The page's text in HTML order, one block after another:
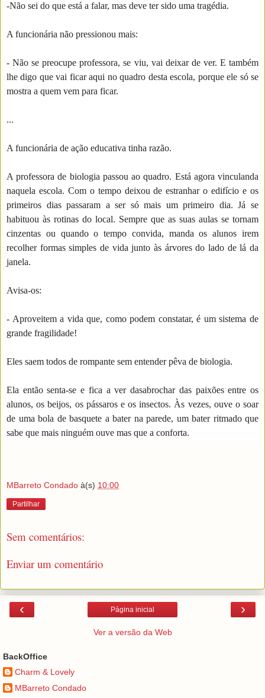
-Não sei do que está a falar, mas deve ter sido uma tragédia.
A funcionária não pressionou mais:
- Não se preocupe professora, se viu, vai deixar de ver. E também
lhe digo que vai ficar aqui no quadro desta escola, porque ele só se
mostra a quem vem para ficar.
...
A funcionária de ação educativa tinha razão.
A professora de biologia passou ao quadro. Está agora vinculanda
naquela escola. Com o tempo deixou de estranhar o edifício e os
primeiros dias passaram a ser só mais um primeiro dia. Já se
habituou às rotinas do local. Sempre que as suas aulas se tornam
cinzentas ou quando o tempo convida, manda os alunos irem
recolher formas simples de vida junto às árvores do lado de lá da
janela.
Avisa-os:
- Aproveitem a vida que, como podem constatar, é um sistema de
grande fragilidade!
Eles saem todos de rompante sem entender pêva de biologia.
Ela então senta-se e fica a ver dasabrochar das paixões entre os
alunos, os beijos, os pássaros e os insectos. Às vezes, ouve o soar
de uma bola de basquete a bater na parede, um bater ritmado que
sabe que mais ninguém ouve mas que a conforta.
MBarreto Condado à(s) 10:00
Partilhar
Sem comentários:
Enviar um comentário
‹ ›
Página inicial
Ver a versão da Web
BackOffice
Charm & Lovely
MBarreto Condado